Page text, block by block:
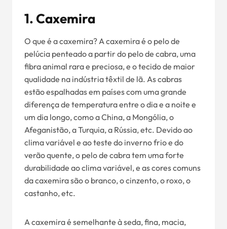
1. Caxemira
O que é a caxemira? A caxemira é o pelo de
pelúcia penteado a partir do pelo de cabra, uma
fibra animal rara e preciosa, e o tecido de maior
qualidade na indústria têxtil de lã. As cabras
estão espalhadas em países com uma grande
diferença de temperatura entre o dia e a noite e
um dia longo, como a China, a Mongólia, o
Afeganistão, a Turquia, a Rússia, etc. Devido ao
clima variável e ao teste do inverno frio e do
verão quente, o pelo de cabra tem uma forte
durabilidade ao clima variável, e as cores comuns
da caxemira são o branco, o cinzento, o roxo, o
castanho, etc.
A caxemira é semelhante à seda, fina, macia,